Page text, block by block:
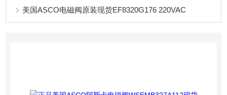
美国ASCO电磁阀原装现货EF8320G176 220VAC